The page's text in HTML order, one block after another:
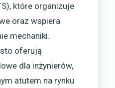
które organizuje
oraz wspiera
mechaniki.
oferują
dla inżynierów,
atutem na rynku